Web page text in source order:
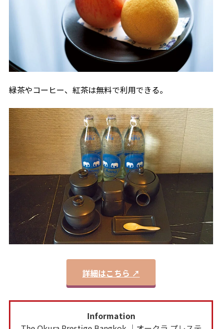
緑茶やコーヒー、紅茶は無料で利用できる。
詳細はこちら ↗
Information